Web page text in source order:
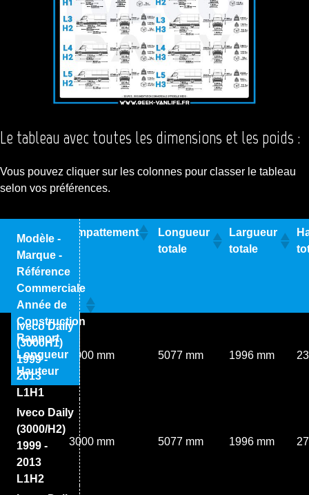
Le tableau avec toutes les dimensions et les poids :
Vous pouvez cliquer sur les colonnes pour classer le tableau
selon vos préférences.
Modèle -
Marque -
Référence
Commerciale
Année de
Construction
Rapport
Longueur
Hauteur
Empattement
Longueur
totale
Largueur
totale
Iveco Daily
(3000H1)
1999 -
2013
L1H1
3000 mm 5077 mm 1996 mm
Iveco Daily
(3000/H2)
1999 -
2013
L1H2
3000 mm 5077 mm 1996 mm